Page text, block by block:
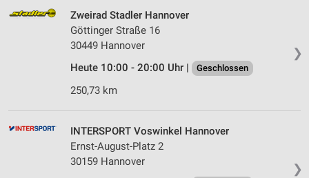
❯
Zweirad Stadler Hannover
Göttinger Straße 16
30449 Hannover
Heute 10:00 - 20:00 Uhr |
Geschlossen
250,73 km
❯
INTERSPORT Voswinkel Hannover
Ernst-August-Platz 2
30159 Hannover